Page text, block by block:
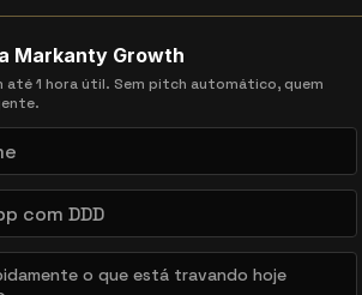
Markanty Growth
até 1 hora útil. Sem pitch automático, quem